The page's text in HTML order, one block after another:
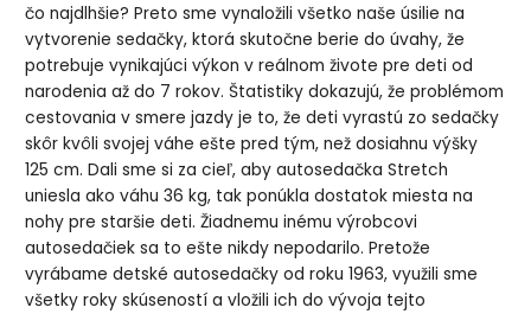
čo najdlhšie? Preto sme vynaložili všetko naše úsilie na
vytvorenie sedačky, ktorá skutočne berie do úvahy, že
potrebuje vynikajúci výkon v reálnom živote pre deti od
narodenia až do 7 rokov. Štatistiky dokazujú, že problémom
cestovania v smere jazdy je to, že deti vyrastú zo sedačky
skôr kvôli svojej váhe ešte pred tým, než dosiahnu výšky
125 cm. Dali sme si za cieľ, aby autosedačka Stretch
uniesla ako váhu 36 kg, tak ponúkla dostatok miesta na
nohy pre staršie deti. Žiadnemu inému výrobcovi
autosedačiek sa to ešte nikdy nepodarilo. Pretože
vyrábame detské autosedačky od roku 1963, využili sme
všetky roky skúseností a vložili ich do vývoja tejto